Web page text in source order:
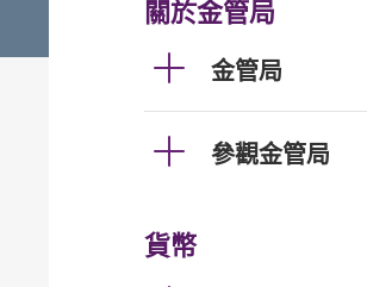
關於金管局
金管局
參觀金管局
貨幣